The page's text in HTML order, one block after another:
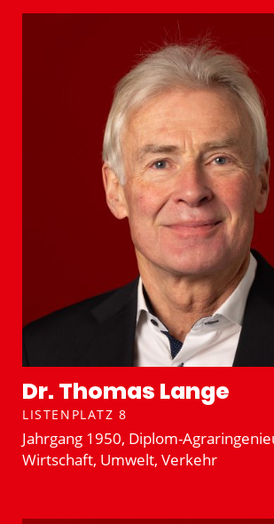
Dr. Thomas Lange
LISTENPLATZ 8
Jahrgang 1950, Diplom-
Wirtschaft, Umwelt, Verkehr